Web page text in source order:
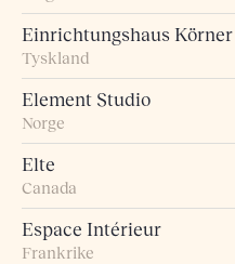
Einrichtungshaus Körner
Tyskland
Element Studio
Norge
Elte
Canada
Espace Intérieur
Frankrike